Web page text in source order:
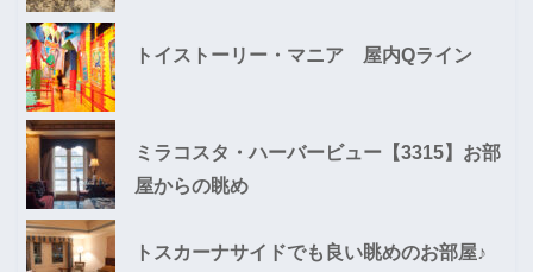
トイストーリー・マニア 屋内Qライン
ミラコスタ・ハーバービュー【3315】お部
屋からの眺め
トスカーナサイドでも良い眺めのお部屋♪